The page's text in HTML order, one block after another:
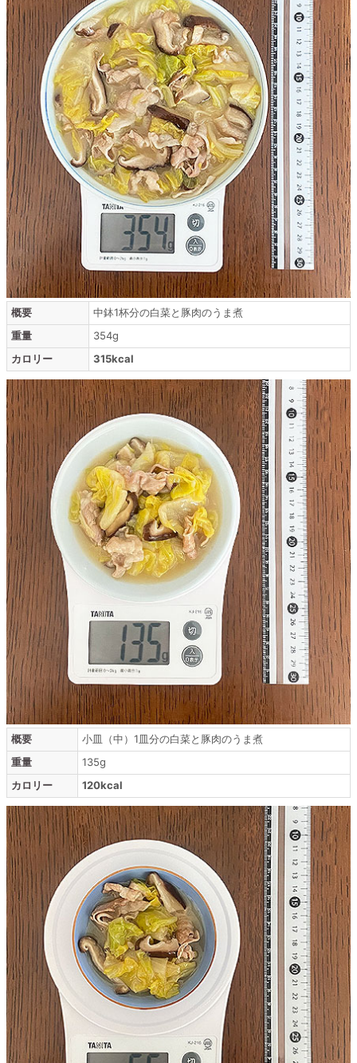
概要
中鉢1杯分の白菜と豚肉のうま煮
重量
354g
カロリー
315kcal
概要
小皿（中）1皿分の白菜と豚肉のうま煮
重量
135g
カロリー
120kcal